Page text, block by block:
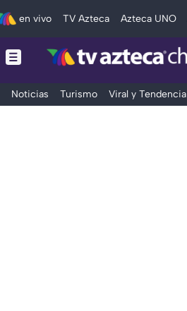
en vivo TV Azteca Azteca UNO
Noticias Turismo Viral y Tendencia